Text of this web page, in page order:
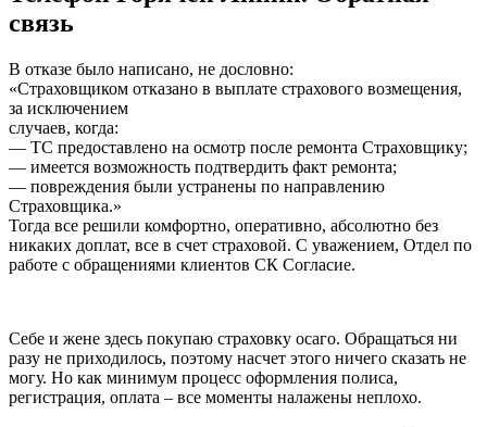
связь
В отказе было написано, не дословно:
«Страховщиком отказано в выплате страхового возмещения,
за исключением
случаев, когда:
— ТС предоставлено на осмотр после ремонта Страховщику;
— имеется возможность подтвердить факт ремонта;
— повреждения были устранены по направлению
Страховщика.»
Тогда все решили комфортно, оперативно, абсолютно без
никаких доплат, все в счет страховой. С уважением, Отдел по
работе с обращениями клиентов СК Согласие.
Себе и жене здесь покупаю страховку осаго. Обращаться ни
разу не приходилось, поэтому насчет этого ничего сказать не
могу. Но как минимум процесс оформления полиса,
регистрация, оплата – все моменты налажены неплохо.